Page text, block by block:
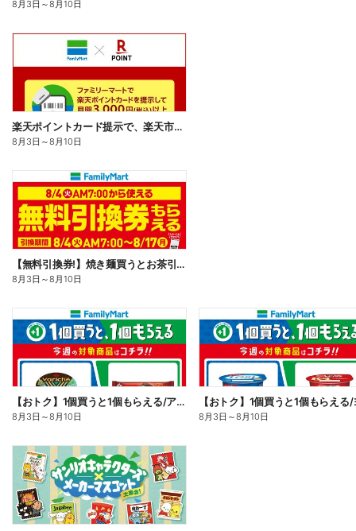
8月3日 ～8月10日
楽天ポイントカード提示で、楽天市場でのお買い物がおトクに!
8月3日 ～8月10日
【無料引換券!】焼き麺買うとお茶引換券貰える!
8月3日 ～8月10日
【おトク】1個買うと1個もらえる/アイス
8月3日 ～8月10日 8月3日 ～8月10日